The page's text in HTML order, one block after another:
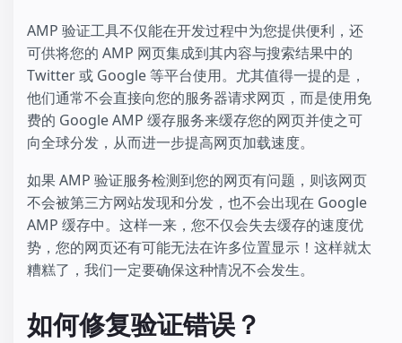
AMP 验证工具不仅能在开发过程中为您提供便利，还
可供将您的 AMP 网页集成到其内容与搜索结果中的
Twitter 或 Google 等平台使用。尤其值得一提的是，
他们通常不会直接向您的服务器请求网页，而是使用免
费的 Google AMP 缓存服务来缓存您的网页并使之可
向全球分发，从而进一步提高网页加载速度。
如果 AMP 验证服务检测到您的网页有问题，则该网页
不会被第三方网站发现和分发，也不会出现在 Google
AMP 缓存中。这样一来，您不仅会失去缓存的速度优
势，您的网页还有可能无法在许多位置显示！这样就太
糟糕了，我们一定要确保这种情况不会发生。
如何修复验证错误？